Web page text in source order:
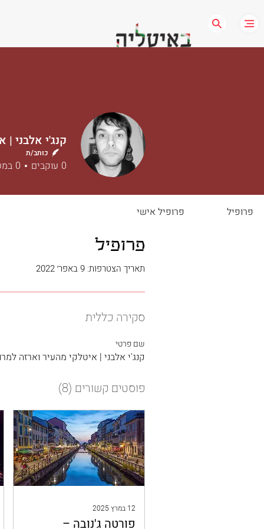
פרופיל
תאריך הצטרפות: 9 באפר׳ 2022
סקירה כללית
שם פרטי
קנג'י אלבני | איטלקי מהעיר וארזה
פוסטים קשורים (8)
12 במרץ 2025
פורטה ג'נובה –
כותב/ת
0 עוקבים 0
פרופיל אישי פרופיל